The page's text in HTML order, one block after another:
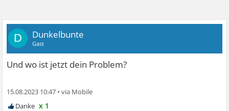
D Dunkelbunte
Gast
Und wo ist jetzt dein Problem?
15.08.2023 10:47 •
x 1